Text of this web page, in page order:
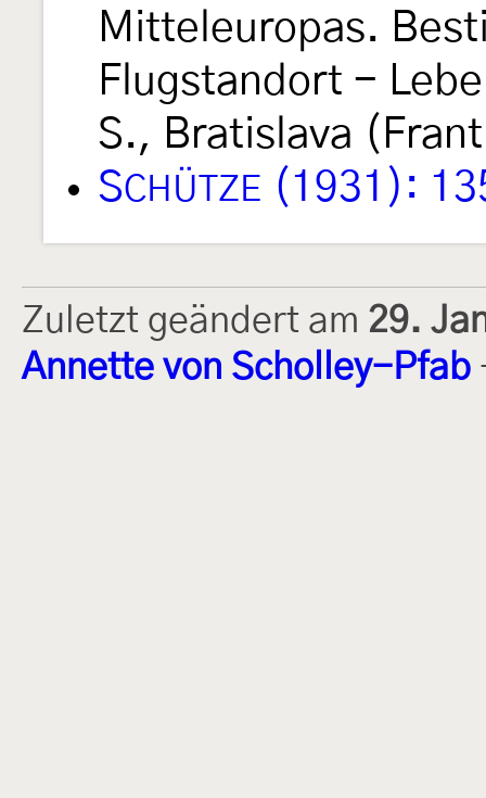
Mitteleuropas.
Flugstandort -
S., Bratislava
SCHÜTZE (1931):
Zuletzt geändert am 29.
Annette von Scholley-Pfab